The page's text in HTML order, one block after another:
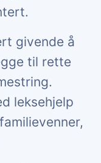
givende å
til rette
leksehjelp